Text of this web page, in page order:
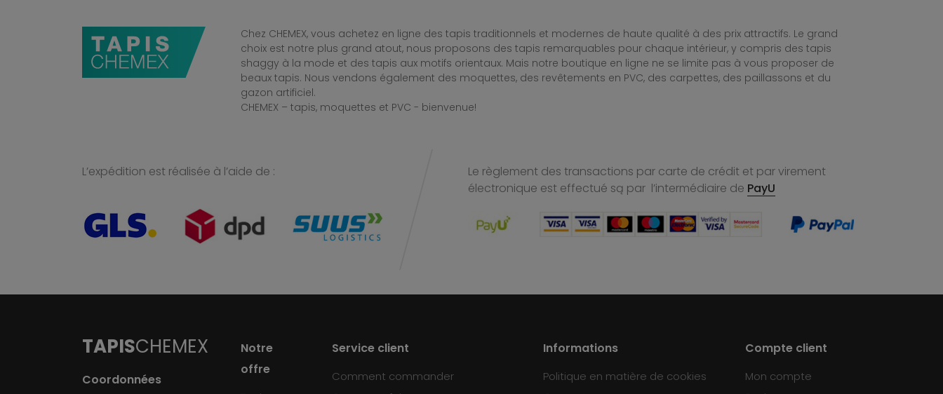
Chez CHEMEX, vous achetez en ligne des tapis traditionnels et modernes de haute qualité à des prix attractifs. Le grand
choix est notre plus grand atout, nous proposons des tapis remarquables pour chaque intérieur, y compris des tapis
shaggy à la mode et des tapis aux motifs orientaux. Mais notre boutique en ligne ne se limite pas à vous proposer de
beaux tapis. Nous vendons également des moquettes, des revêtements en PVC, des carpettes, des paillassons et du
gazon artificiel.
CHEMEX – tapis, moquettes et PVC - bienvenue!
L’expédition est réalisée à l’aide de :
Le règlement des transactions par carte de crédit et par virement
électronique est effectué są par l’intermédiaire de PayU
TAPISCHEMEX
Coordonnées
Notre
offre
Service client
Comment commander
Informations
Politique en matière de cookies
Compte client
Mon compte